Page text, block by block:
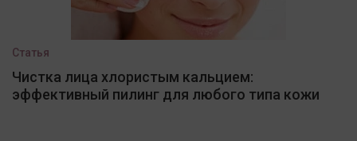
Статья
Чистка лица хлористым кальцием:
эффективный пилинг для любого типа кожи